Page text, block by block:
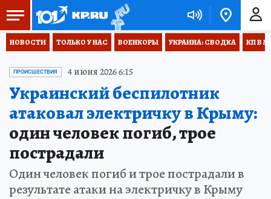
НОВОСТИ ТОЛЬКО У НАС ВОЕНКОРЫ УКРАИНА: СВОДКА КП В
ПРОИСШЕСТВИЯ 4 июня 2026 6:15
Украинский беспилотник
атаковал электричку в Крыму:
один человек погиб, трое
пострадали
Один человек погиб и трое пострадали в
результате атаки на электричку в Крыму